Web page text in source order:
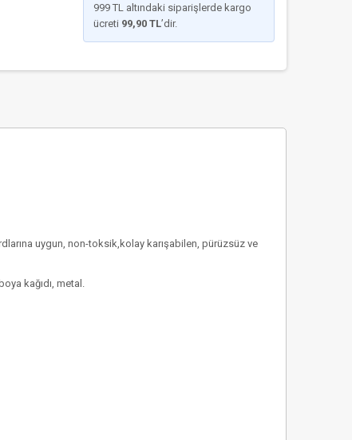
999 TL altındaki siparişlerde kargo
ücreti 99,90 TL’dir.
uygun, non-toksik,kolay karışabilen, pürüzsüz ve
kağıdı, metal.